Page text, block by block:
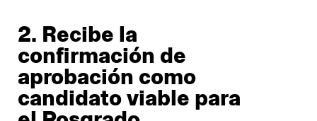
2. Recibe la
confirmación de
aprobación como
candidato viable para